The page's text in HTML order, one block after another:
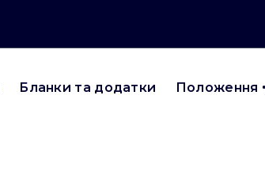
Бланки та додатки Положення